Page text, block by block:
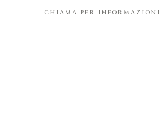
chiama per informazioni